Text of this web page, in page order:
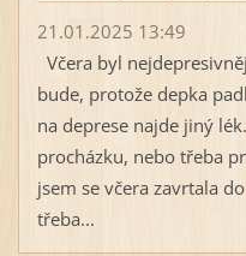
21.01.2025 13:49
Včera byl
bude, protože depka
na deprese najde jiný
procházku, nebo třeba
jsem se včera zavrtala
třeba...